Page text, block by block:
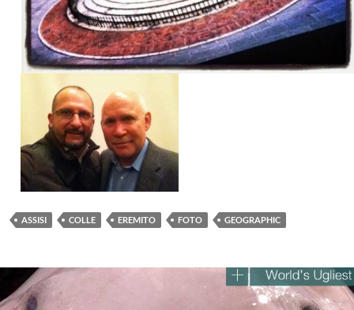
ASSISI COLLE EREMITO FOTO GEOGRAPHIC